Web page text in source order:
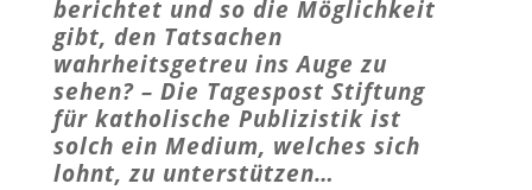
berichtet und so die Möglichkeit
gibt, den Tatsachen
wahrheitsgetreu ins Auge zu
sehen? – Die Tagespost Stiftung
für katholische Publizistik ist
solch ein Medium, welches sich
lohnt, zu unterstützen…